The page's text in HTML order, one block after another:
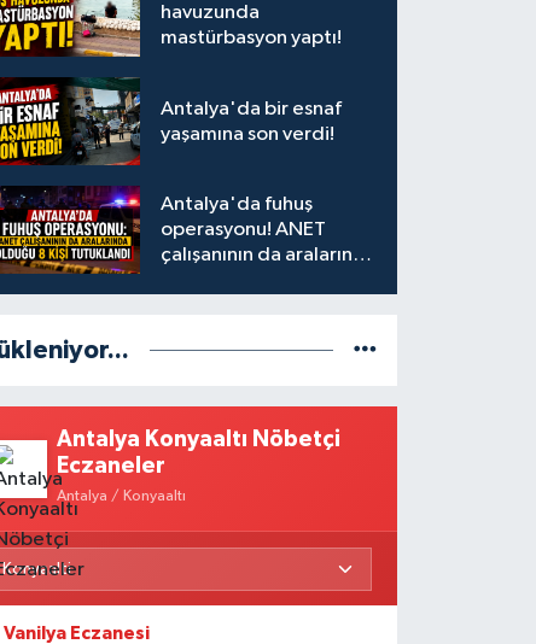
havuzunda
mastürbasyon yaptı!
Antalya'da bir esnaf
yaşamına son verdi!
Antalya'da fuhuş
operasyonu! ANET
çalışanının da aralarında
Antalya Konyaaltı Nöbetçi
Eczaneler
Antalya / Konyaaltı
Vanilya Eczanesi